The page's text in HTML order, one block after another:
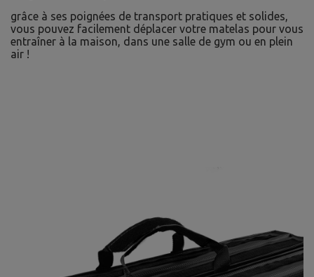
grâce à ses poignées de transport pratiques et solides,
vous pouvez facilement déplacer votre matelas pour vous
entraîner à la maison, dans une salle de gym ou en plein
air !